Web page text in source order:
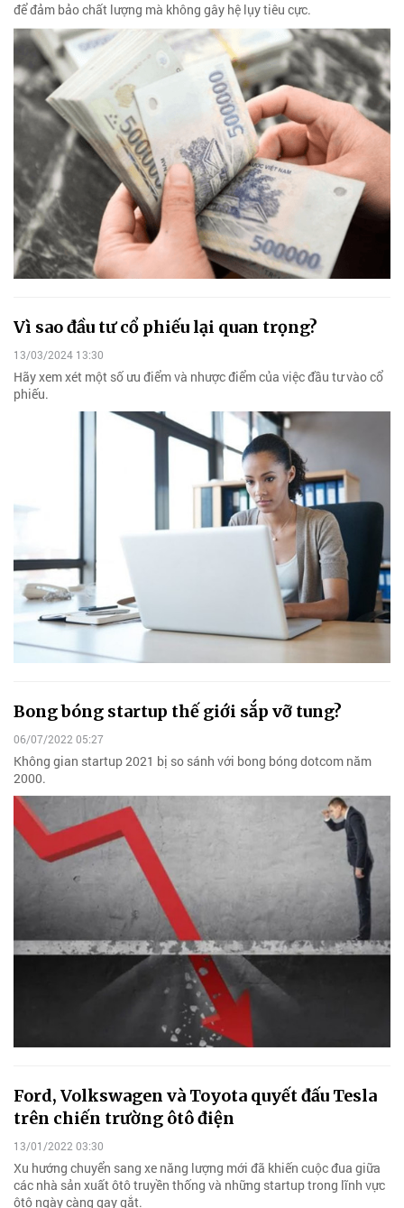
để đảm bảo chất lượng mà không gây hệ lụy tiêu cực.
Vì sao đầu tư cổ phiếu lại quan trọng?
13/03/2024 13:30
Hãy xem xét một số ưu điểm và nhược điểm của việc đầu tư vào cổ
phiếu.
Bong bóng startup thế giới sắp vỡ tung?
06/07/2022 05:27
Không gian startup 2021 bị so sánh với bong bóng dotcom năm
2000.
Ford, Volkswagen và Toyota quyết đấu Tesla
trên chiến trường ôtô điện
13/01/2022 03:30
Xu hướng chuyển sang xe năng lượng mới đã khiến cuộc đua giữa
các nhà sản xuất ôtô truyền thống và những startup trong lĩnh vực
ôtô ngày càng gay gắt.